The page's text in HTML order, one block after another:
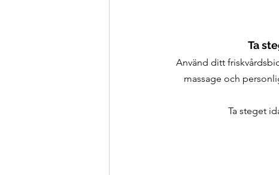
Ta
Använd ditt
massage och
Ta steget